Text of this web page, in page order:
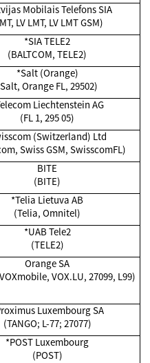
Mobilais Telefons SIA
LV LMT, LV LMT GSM)
*SIA TELE2
(BALTCOM, TELE2)
*Salt (Orange)
Orange FL, 29502)
Liechtenstein AG
(FL 1, 295 05)
(Switzerland) Ltd
Swiss GSM, SwisscomFL)
BITE
(BITE)
*Telia Lietuva AB
(Telia, Omnitel)
*UAB Tele2
(TELE2)
Orange SA
VOX.LU, 27099, L99)
Luxembourg SA
(TANGO; L-77; 27077)
*POST Luxembourg
(POST)